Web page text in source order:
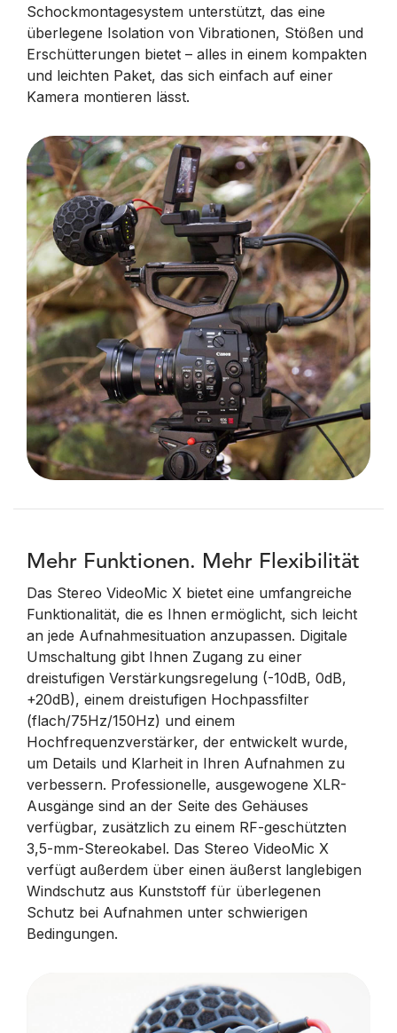
Schockmontagesystem unterstützt, das eine
überlegene Isolation von Vibrationen, Stößen und
Erschütterungen bietet – alles in einem kompakten
und leichten Paket, das sich einfach auf einer
Kamera montieren lässt.
Mehr Funktionen. Mehr Flexibilität
Das Stereo VideoMic X bietet eine umfangreiche
Funktionalität, die es Ihnen ermöglicht, sich leicht
an jede Aufnahmesituation anzupassen. Digitale
Umschaltung gibt Ihnen Zugang zu einer
dreistufigen Verstärkungsregelung (-10dB, 0dB,
+20dB), einem dreistufigen Hochpassfilter
(flach/75Hz/150Hz) und einem
Hochfrequenzverstärker, der entwickelt wurde,
um Details und Klarheit in Ihren Aufnahmen zu
verbessern. Professionelle, ausgewogene XLR-
Ausgänge sind an der Seite des Gehäuses
verfügbar, zusätzlich zu einem RF-geschützten
3,5-mm-Stereokabel. Das Stereo VideoMic X
verfügt außerdem über einen äußerst langlebigen
Windschutz aus Kunststoff für überlegenen
Schutz bei Aufnahmen unter schwierigen
Bedingungen.